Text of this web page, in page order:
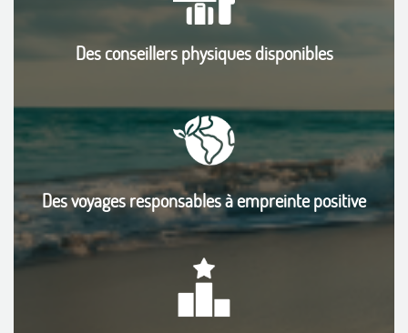
Des conseillers physiques disponibles
Des voyages responsables à empreinte positive